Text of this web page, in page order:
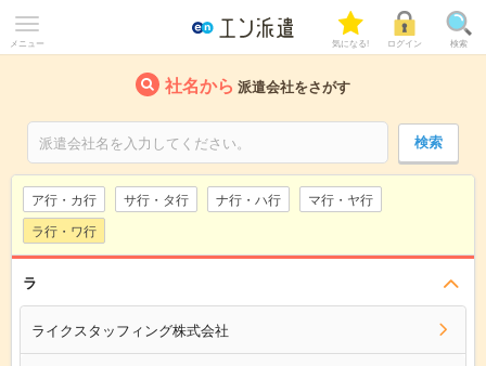
メニュー 気になる! ログイン 検索
社名から 派遣会社をさがす
ア行・カ行 サ行・タ行 ナ行・ハ行
マ行・ヤ行
ラ行・ワ行
ラ
ライクスタッフィング株式会社